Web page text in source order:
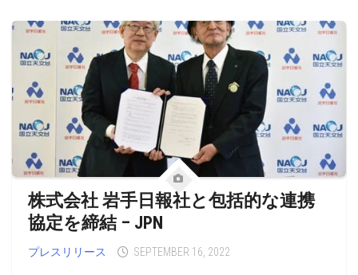
株式会社 岩手日報社と包括的な連携
協定を締結 – JPN
プレスリリース SEPTEMBER 16, 2022